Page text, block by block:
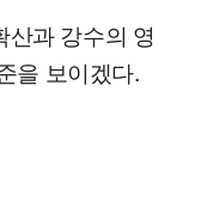
산과 강수의 영
을 보이겠다.